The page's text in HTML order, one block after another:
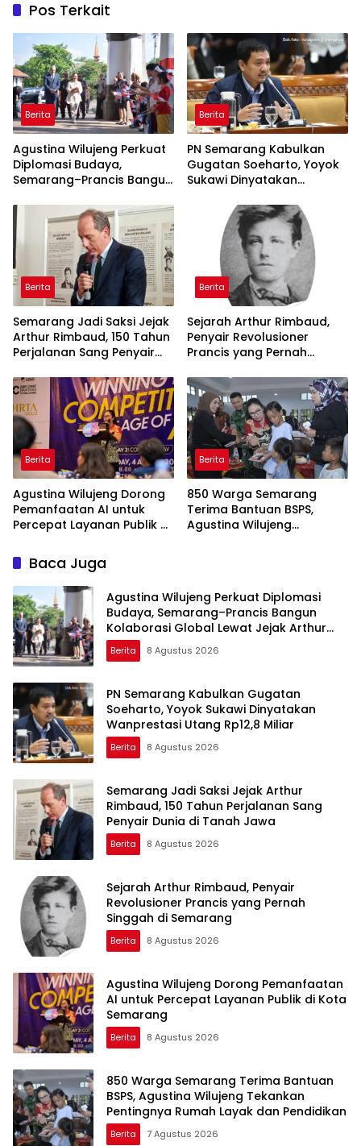
Pos Terkait
Berita
Agustina Wilujeng Perkuat
Diplomasi Budaya,
Semarang–Prancis Bangun
Jejak Arthur Rimbaud
Berita
PN Semarang Kabulkan
Gugatan Soeharto, Yoyok
Sukawi Dinyatakan
Berita
Semarang Jadi Saksi Jejak
Arthur Rimbaud, 150 Tahun
Perjalanan Sang Penyair
Berita
Sejarah Arthur Rimbaud,
Penyair Revolusioner
Prancis yang Pernah
Berita
Agustina Wilujeng Dorong
Pemanfaatan AI untuk
Percepat Layanan Publik di
Berita
850 Warga Semarang
Terima Bantuan BSPS,
Agustina Wilujeng
Baca Juga
Agustina Wilujeng Perkuat Diplomasi
Budaya, Semarang–Prancis Bangun
Kolaborasi Global Lewat Jejak Arthur
Rimbaud
Berita 8 Agustus 2026
PN Semarang Kabulkan Gugatan
Soeharto, Yoyok Sukawi Dinyatakan
Wanprestasi Utang Rp12,8 Miliar
Berita 8 Agustus 2026
Semarang Jadi Saksi Jejak Arthur
Rimbaud, 150 Tahun Perjalanan Sang
Penyair Dunia di Tanah Jawa
Berita 8 Agustus 2026
Sejarah Arthur Rimbaud, Penyair
Revolusioner Prancis yang Pernah
Singgah di Semarang
Berita 8 Agustus 2026
Agustina Wilujeng Dorong Pemanfaatan
AI untuk Percepat Layanan Publik di Kota
Semarang
Berita 8 Agustus 2026
850 Warga Semarang Terima Bantuan
BSPS, Agustina Wilujeng Tekankan
Pentingnya Rumah Layak dan Pendidikan
Berita 7 Agustus 2026